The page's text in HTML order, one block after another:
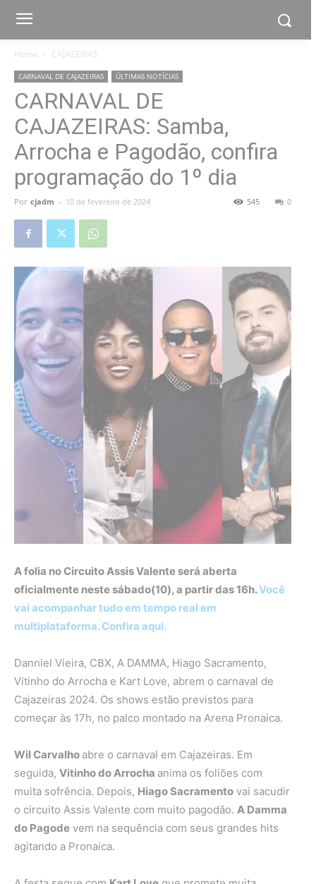
Home CAJAZEIRAS
CARNAVAL DE CAJAZEIRAS ÚLTIMAS NOTÍCIAS
CARNAVAL DE
CAJAZEIRAS: Samba,
Arrocha e Pagodão, confira
programação do 1º dia
Por cjadm - 10 de fevereiro de 2024 0
545
A folia no Circuito Assis Valente será aberta
oficialmente neste sábado(10), a partir das 16h.Você
vai acompanhar tudo em tempo real em
multiplataforma. Confira aqui.
Danniel Vieira, CBX, A DAMMA, Hiago Sacramento,
Vitinho do Arrocha e Kart Love, abrem o carnaval de
Cajazeiras 2024. Os shows estão previstos para
começar às 17h, no palco montado na Arena Pronaica.
Wil Carvalho abre o carnaval em Cajazeiras. Em
seguida, Vitinho do Arrocha anima os foliões com
muita sofrência. Depois, Hiago Sacramento vai sacudir
o circuito Assis Valente com muito pagodão. A Damma
do Pagode vem na sequência com seus grandes hits
agitando a Pronaica.